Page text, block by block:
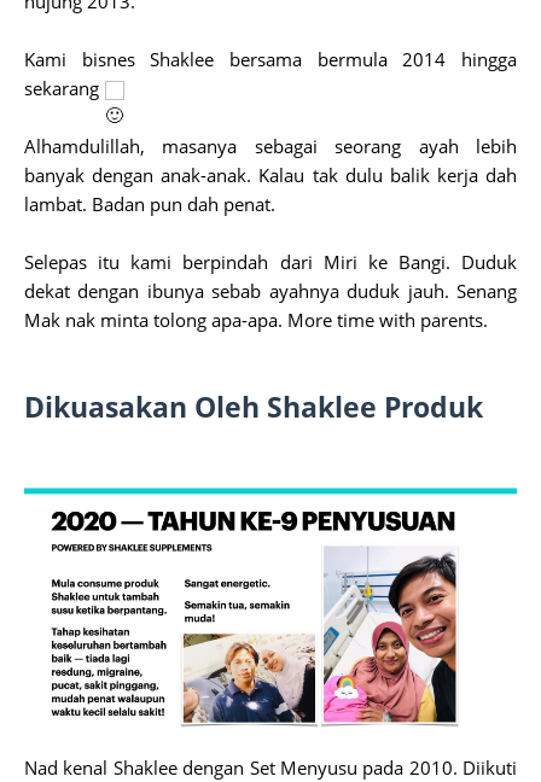
Kami bisnes Shaklee bersama bermula 2014 hingga
sekarang
Alhamdulillah, masanya sebagai seorang ayah lebih
banyak dengan anak-anak. Kalau tak dulu balik kerja dah
lambat. Badan pun dah penat.
Selepas itu kami berpindah dari Miri ke Bangi. Duduk
dekat dengan ibunya sebab ayahnya duduk jauh. Senang
Mak nak minta tolong apa-apa. More time with parents.
Dikuasakan Oleh Shaklee Produk
Nad kenal Shaklee dengan Set Menyusu pada 2010. Diikuti